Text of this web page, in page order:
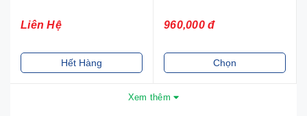
Liên Hệ
Hết Hàng
960,000 đ
Chọn
Xem thêm